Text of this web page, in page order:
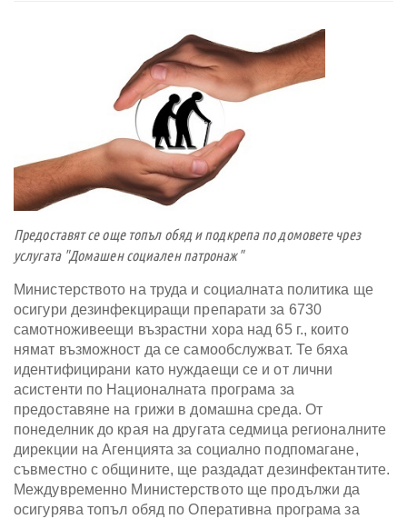
Предоставят се още топъл обяд и подкрепа по домовете чрез
услугата "Домашен социален патронаж"
Министерството на труда и социалната политика ще
осигури дезинфекциращи препарати за 6730
самотноживеещи възрастни хора над 65 г., които
нямат възможност да се самообслужват. Те бяха
идентифицирани като нуждаещи се и от лични
асистенти по Националната програма за
предоставяне на грижи в домашна среда. От
понеделник до края на другата седмица регионалните
дирекции на Агенцията за социално подпомагане,
съвместно с общините, ще раздадат дезинфектантите.
Междувременно Министерството ще продължи да
осигурява топъл обяд по Оперативна програма за